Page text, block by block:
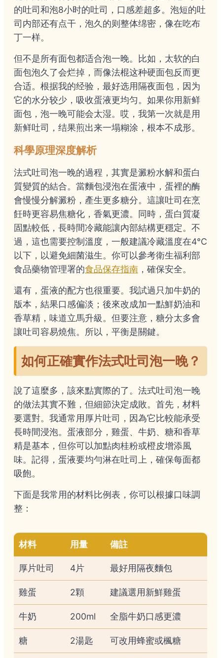
的吐司和泡8小时的吐司，口感差超多。泡短的吐
司内部还有点干，泡久的则整体绵密，像在吃布
丁一样。
但不是所有面包都适合泡一晚。比如，太软的白
面包泡久了会烂掉，而像法棍这种硬面包反而更
合适。根据我的经验，最好选用隔夜面包，因为
它的水分较少，吸收蛋液更均匀。如果你用新鲜
面包，泡一晚可能会太湿。哎，我第一次就是用
新鲜吐司，结果煎出来一塌糊涂，根本不成形。
科學原理深度解析
法式吐司泡一晚的過程，其實是澱粉水解和蛋白
質變質的結合。當麵包浸泡在蛋液中，蛋裡的酶
會慢慢分解澱粉，產生更多糖分。這讓吐司在烹
飪時更容易焦糖化，香氣更濃。同時，蛋白質凝
固點較低，長時間冷藏能讓內部結構更穩定。不
過，這也需要控制溫度，一般建議冷藏溫度在4°C
以下，以避免細菌滋生。你可以參考衛生福利部
食品藥物管理署的食品保存指南 ，確保安全。
還有，蛋液的配方也很重要。我試過只加牛奶的
版本，結果口感偏淡；後來改成加一點鮮奶油和
香草精，味道立馬升級。但要注意，糖分太多會
讓吐司容易燒焦。所以，平衡是關鍵。
如何正確實作法式吐司泡一晚？
說了這麼多，該來點實際的了。法式吐司泡一晚
的做法其實不難，但細節決定成敗。首先，材料
要選對。我通常用厚片吐司，因為它比較能承受
長時間浸泡。蛋液部分，雞蛋、牛奶、糖和香草
精是基本，但你可以加點肉桂粉或橙皮增添風
味。記得，蛋液要均勻淋在吐司上，確保每面都
吸飽。
下面是我常用的材料比例表，你可以根據口味調
整：
材料 用量 備註
厚片吐司 4片 最好用隔夜麵包
雞蛋 2顆 建議選用新鮮雞蛋
牛奶 200ml 全脂牛奶口感更濃
糖 2湯匙 可改用蜂蜜或楓糖